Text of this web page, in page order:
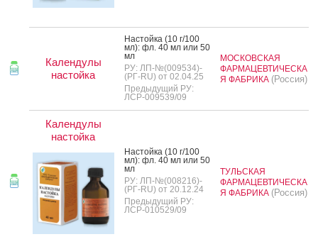
Календулы
настойка
Нас­той­ка (10 г/100
мл): фл. 40 мл или 50
мл
РУ: ЛП-№(009534)-
(РГ-RU) от 02.04.25
Предыдущий РУ:
ЛСР-009539/09
МОСКОВСКАЯ
ФАРМАЦЕВТИЧЕСКА
Я ФАБРИКА (Россия)
Календулы
настойка
Нас­той­ка (10 г/100
мл): фл. 40 мл или 50
мл
РУ: ЛП-№(008216)-
(РГ-RU) от 20.12.24
Предыдущий РУ:
ЛСР-010529/09
ТУЛЬСКАЯ
ФАРМАЦЕВТИЧЕСКА
Я ФАБРИКА (Россия)